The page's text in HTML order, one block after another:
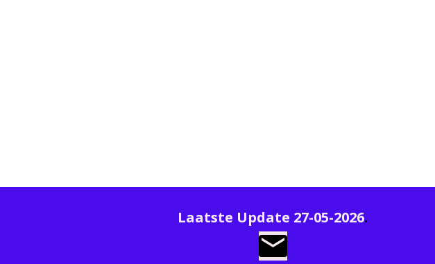
Laatste Update 27-05-2026.